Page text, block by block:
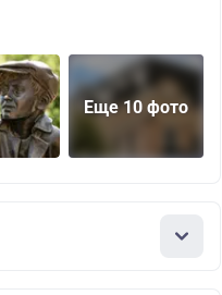
Еще 10 фото